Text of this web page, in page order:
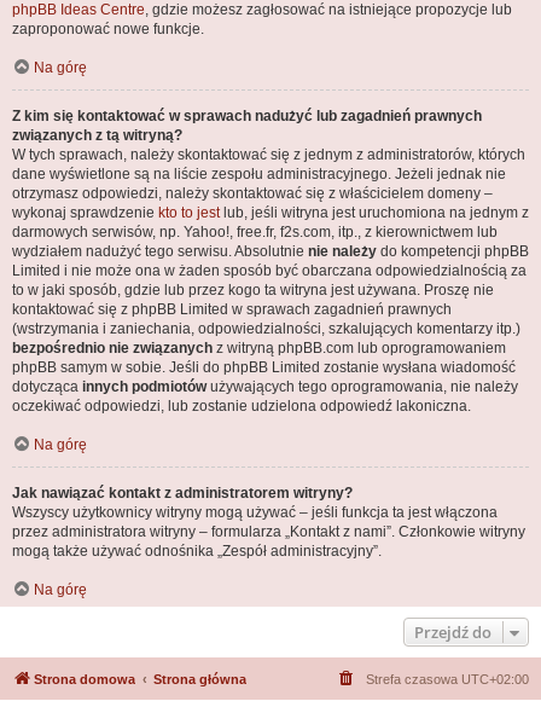
phpBB Ideas Centre, gdzie możesz zagłosować na istniejące propozycje lub
zaproponować nowe funkcje.
Na górę
Z kim się kontaktować w sprawach nadużyć lub zagadnień prawnych
związanych z tą witryną?
W tych sprawach, należy skontaktować się z jednym z administratorów, których
dane wyświetlone są na liście zespołu administracyjnego. Jeżeli jednak nie
otrzymasz odpowiedzi, należy skontaktować się z właścicielem domeny –
wykonaj sprawdzenie kto to jestlub, jeśli witryna jest uruchomiona na jednym z
darmowych serwisów, np. Yahoo!, free.fr, f2s.com, itp., z kierownictwem lub
wydziałem nadużyć tego serwisu. Absolutnie nie należy do kompetencji phpBB
Limited i nie może ona w żaden sposób być obarczana odpowiedzialnością za
to w jaki sposób, gdzie lub przez kogo ta witryna jest używana. Proszę nie
kontaktować się z phpBB Limited w sprawach zagadnień prawnych
(wstrzymania i zaniechania, odpowiedzialności, szkalujących komentarzy itp.)
bezpośrednio nie związanych z witryną phpBB.com lub oprogramowaniem
phpBB samym w sobie. Jeśli do phpBB Limited zostanie wysłana wiadomość
dotycząca innych podmiotówużywających tego oprogramowania, nie należy
oczekiwać odpowiedzi, lub zostanie udzielona odpowiedź lakoniczna.
Na górę
Jak nawiązać kontakt z administratorem witryny?
Wszyscy użytkownicy witryny mogą używać – jeśli funkcja ta jest włączona
przez administratora witryny – formularza „Kontakt z nami”. Członkowie witryny
mogą także używać odnośnika „Zespół administracyjny”.
Na górę
Przejdź do
Strona domowa Strona główna Strefa czasowa UTC+02:00